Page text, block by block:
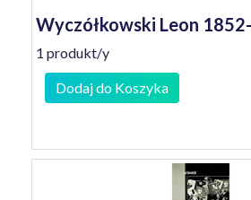
Wyczółkowski Leon
1 produkt/y
Dodaj do Koszyka